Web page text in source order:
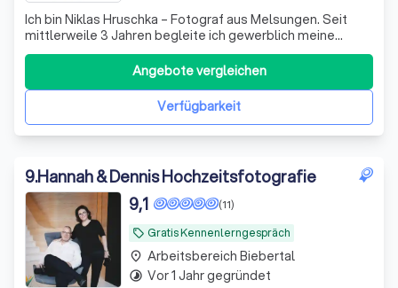
Ich bin Niklas Hruschka – Fotograf aus Melsungen. Seit
mittlerweile 3 Jahren begleite ich gewerblich meine
Kunden und liebe immer wieder die schönen Momente, die
ich durch die Fotografie erleben darf!
Verfügbarkeit
Angebote vergleichen
9.Hannah & Dennis Hochzeitsfotografie
local_offer Gratis Kennenlerngespräch
(11)
9,1
place Arbeitsbereich Biebertal
timelapse Vor 1 Jahr gegründet